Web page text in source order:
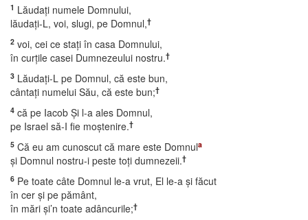
1 Lăudaţi numele Domnului,
lăudaţi-L, voi, slugi, pe Domnul,†
2 voi, cei ce staţi în casa Domnului,
în curţile casei Dumnezeului nostru.†
3 Lăudaţi-L pe Domnul, că este bun,
cântaţi numelui Său, că este bun;†
4 că pe Iacob Şi l-a ales Domnul,
pe Israel să-I fie moştenire.†
5 Că eu am cunoscut că mare este Domnula
şi Domnul nostru-i peste toţi dumnezeii.†
6 Pe toate câte Domnul le-a vrut, El le-a şi făcut
în cer şi pe pământ,
în mări şi’n toate adâncurile;†